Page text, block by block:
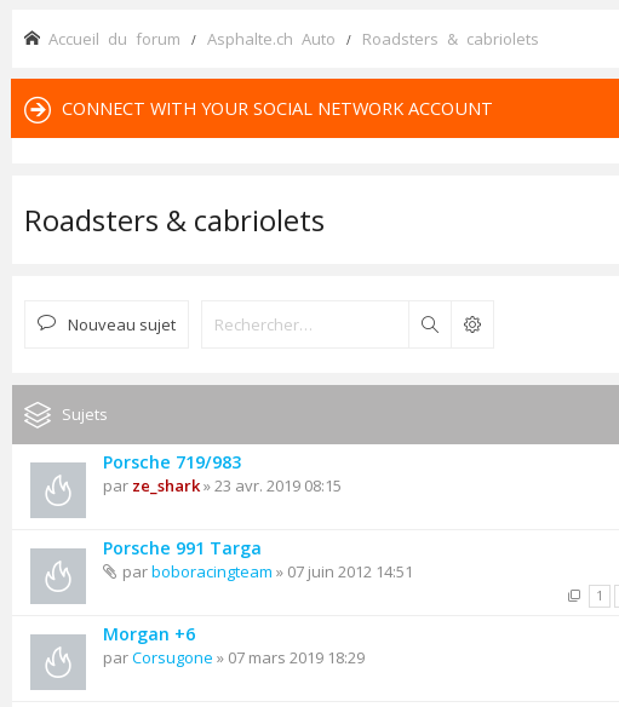
Accueil du forum Asphalte.ch Auto Roadsters & cabriolets
CONNECT WITH YOUR SOCIAL NETWORK ACCOUNT
Roadsters & cabriolets
Nouveau sujet Rechercher
Sujets
Porsche 719/983
par ze_shark» 23 avr. 2019 08:15
Porsche 991 Targa
parboboracingteam » 07 juin 2012 14:51
1
Morgan +6
parCorsugone » 07 mars 2019 18:29